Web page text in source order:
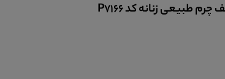
کیف پول چرم زنانه کد 9019